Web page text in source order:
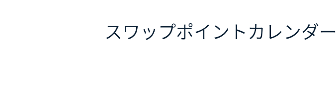
スワップポイント カレンダー